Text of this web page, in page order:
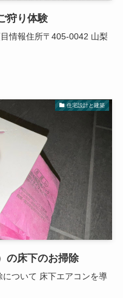
狩り体験
情報住所〒405-0042 山梨
住宅設計と建築
の床下のお掃除
ついて 床下エアコンを導